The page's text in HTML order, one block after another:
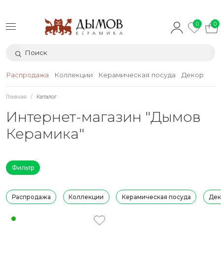
0 0
Распродажа Коллекции Керамическая посуда Декор
Главная Каталог
Интернет-магазин "Дымов
Керамика"
Фильтр
Распродажа Коллекции Керамическая посуда